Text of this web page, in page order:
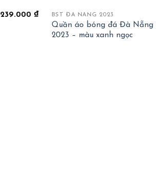
239.000 ₫ BST ĐÀ NẴNG 2023
Quần áo bóng đá Đà Nẵng
2023 – màu xanh ngọc